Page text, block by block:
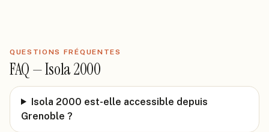
QUESTIONS FRÉQUENTES
FAQ —Isola 2000
Isola 2000 est-elle accessible depuis
Grenoble ?